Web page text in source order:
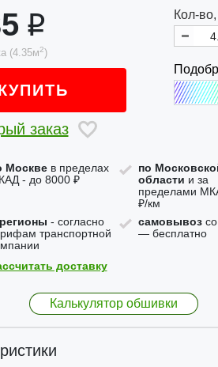
(4.35м2)
заказ
Кол-во,
Москвев пределах
- до 8000 ₽
по
области и за
пределами
₽/км
- согласно
транспортной
самовывозсо
— бесплатно
доставку
Калькулятор обшивки